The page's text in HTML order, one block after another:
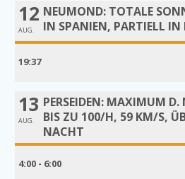
12
AUG.
NEUMOND: TOTALE
IN SPANIEN, PARTIELL
19:37
13
AUG.
PERSEIDEN: MAXIMUM D.
BIS ZU 100/H, 59 KM/S,
NACHT
4:00 - 6:00